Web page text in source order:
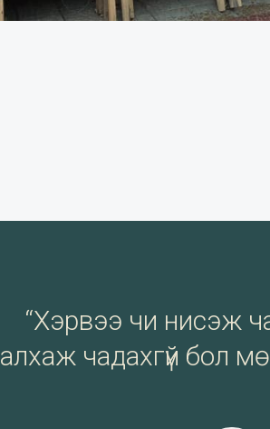
“Хэрвээ чи нисэж
алхаж чадахгүй бол